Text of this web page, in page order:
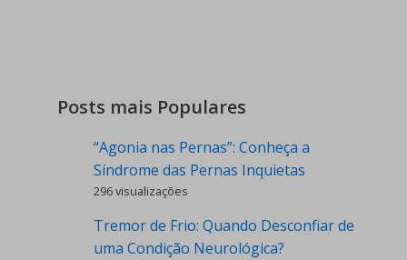
Posts mais Populares
“Agonia nas Pernas”: Conheça a
Síndrome das Pernas Inquietas
296 visualizações
Tremor de Frio: Quando Desconfiar de
uma Condição Neurológica?